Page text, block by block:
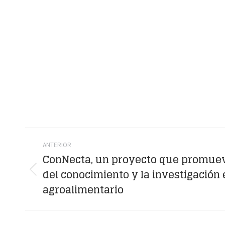
Navegación
entre
publicaciones
ANTERIOR
Publicación
anterior:
ConNecta, un proyecto que
del conocimiento y la investigación
agroalimentario